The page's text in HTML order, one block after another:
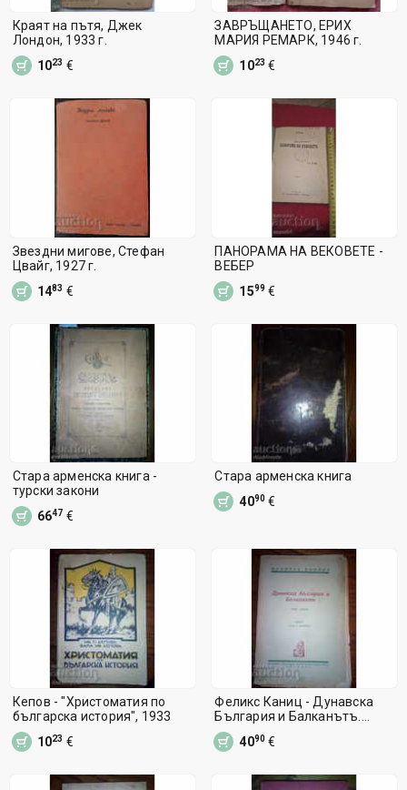
Краят на пътя, Джек
Лондон, 1933 г.
1023 €
ЗАВРЪЩАНЕТО, ЕРИХ
МАРИЯ РЕМАРК, 1946 г.
1023 €
Звездни мигове, Стефан
Цвайг, 1927 г.
1483 €
ПАНОРАМА НА ВЕКОВЕТЕ -
ВЕБЕР
1599 €
Стара арменска книга -
турски закони
6647 €
Стара арменска книга
4090 €
Кепов - "Христоматия по
българска история", 1933
1023 €
Феликс Каниц - Дунавска
България и Балканътъ.
Томъ 1, 1932
4090 €